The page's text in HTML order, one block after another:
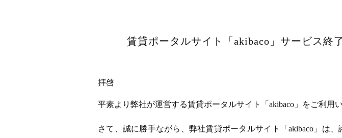
賃貸ポータルサイト「akibaco」サービス終
拝啓
平素より弊社が運営する賃貸ポータルサイト「akibaco」をご利用
さて、誠に勝手ながら、弊社賃貸ポータルサイト「akibaco」は